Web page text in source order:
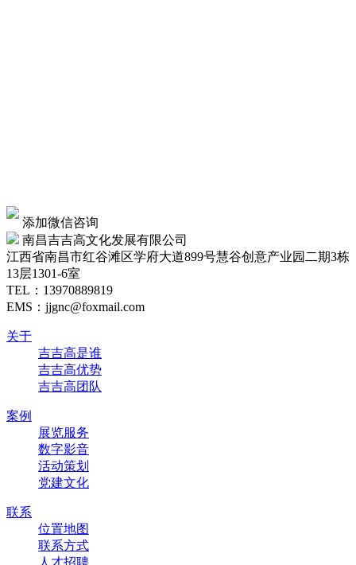
添加微信咨询
南昌吉吉高文化发展有限公司
江西省南昌市红谷滩区学府大道899号慧谷创意产业园二期3栋
13层1301-6室
TEL： 13970889819
EMS：jjgnc@foxmail.com
关于
吉吉高是谁
吉吉高优势
吉吉高团队
案例
展览服务
数字影音
活动策划
党建文化
联系
位置地图
联系方式